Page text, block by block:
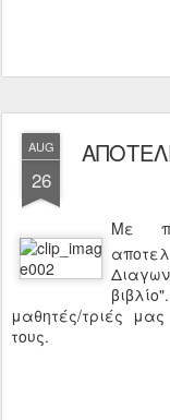
AUG
26
Με
μαθητές/τριές
τους.